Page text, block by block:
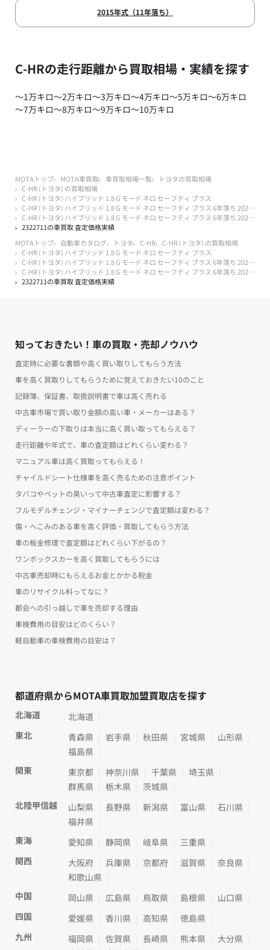
2015年式（11年落ち）
C-HRの走行距離から買取相場・実績を探す
～1万キロ～2万キロ～3万キロ～4万キロ～5万キロ～6万キロ
～7万キロ～8万キロ～9万キロ～10万キロ
MOTAトップ MOTA車買取 車買取相場一覧
トヨタの買取相場
C-HR (トヨタ) の買取相場
C-HR (トヨタ) ハイブリッド 1.8 G モード ネロ セーフティ プラス
C-HR (トヨタ) ハイブリッド 1.8 G モード ネロ セーフティ プラス 6年落ち 2020年式
C-HR (トヨタ) ハイブリッド 1.8 G モード ネロ セーフティ プラス 6年落ち 2020年式 4万キロ以下
2322711の車買取 査定価格実績
MOTAトップ
自動車カタログ トヨタ C-HR
C-HR (トヨタ) の買取相場
C-HR (トヨタ) ハイブリッド 1.8 G モード ネロ セーフティ プラス
C-HR (トヨタ) ハイブリッド 1.8 G モード ネロ セーフティ プラス 6年落ち 2020年式
C-HR (トヨタ) ハイブリッド 1.8 G モード ネロ セーフティ プラス 6年落ち 2020年式 4万キロ以下
2322711の車買取 査定価格実績
知っておきたい！車の買取・売却ノウハウ
査定時に必要な書類や高く買い取りしてもらう方法
車を高く買取りしてもらうために覚えておきたい10のこと
記録簿、保証書、取扱説明書で車は高く売れる
中古車市場で買い取り金額の高い車・メーカーはある？
ディーラーの下取りは本当に高く買い取ってもらえる？
走行距離や年式で、車の査定額はどれくらい変わる？
マニュアル車は高く買取ってもらえる！
チャイルドシート仕様車を高く売るための注意ポイント
タバコやペットの臭いって中古車査定に影響する？
フルモデルチェンジ・マイナーチェンジで査定額は変わる？
傷・へこみのある車を高く評価・買取してもらう方法
車の板金修理で査定額はどれくらい下がるの？
ワンボックスカーを高く買取してもらうには
中古車売却時にもらえるお金とかかる税金
車のリサイクル料ってなに？
都会への引っ越しで車を売却する理由
車検費用の目安はどのくらい？
軽自動車の車検費用の目安は？
都道府県からMOTA車買取加盟買取店を探す
北海道
北海道
東北
青森県 岩手県 秋田県 宮城県
山形県
福島県
関東
東京都 神奈川県 千葉県
埼玉県
群馬県
栃木県
茨城県
北陸甲信越
山梨県 長野県 新潟県 富山県
石川県
福井県
東海
愛知県 静岡県 岐阜県
三重県
関西
大阪府 兵庫県 京都府 滋賀県
奈良県
和歌山県
中国
岡山県 広島県 鳥取県 島根県
山口県
四国
愛媛県 香川県 高知県
徳島県
九州
福岡県 佐賀県 長崎県 熊本県
大分県